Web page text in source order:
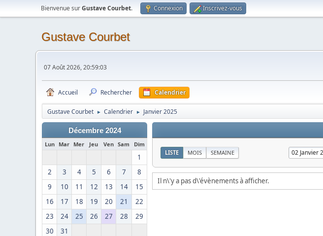
Bienvenue surGustave Courbet. Connexion Inscrivez-vous
Gustave Courbet
07 Août 2026, 20:59:03
Accueil Rechercher Calendrier
Gustave Courbet ► Calendrier ► Janvier 2025
Décembre 2024
Lun Mar Mer Jeu Ven Sam Dim
1
2
3 4 5 6 7
8
9
10 11 12 13 14
15
16
17 18 19 20 21
22
23
24 25 26 27 28
29
30
31
LISTE MOIS SEMAINE
Il n\'y a pas d\'évènements à afficher.